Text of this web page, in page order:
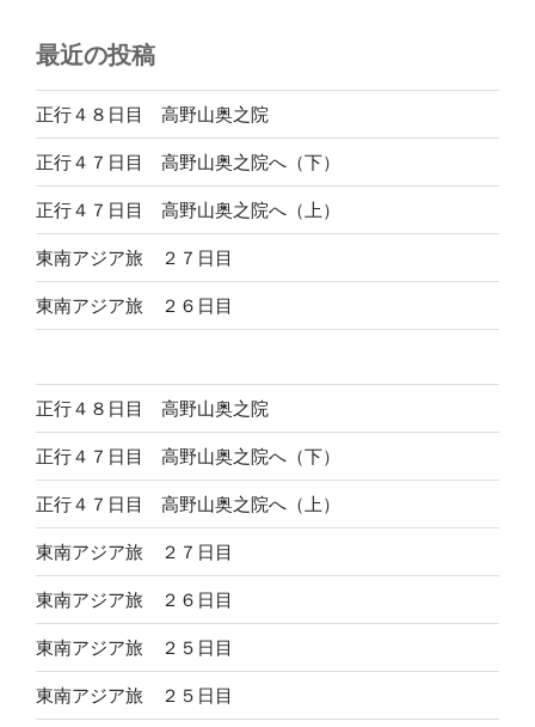
最近の投稿
正行４８日目 高野山奥之院
正行４７日目 高野山奥之院へ（下）
正行４７日目 高野山奥之院へ（上）
東南アジア旅 ２７日目
東南アジア旅 ２６日目
正行４８日目 高野山奥之院
正行４７日目 高野山奥之院へ（下）
正行４７日目 高野山奥之院へ（上）
東南アジア旅 ２７日目
東南アジア旅 ２６日目
東南アジア旅 ２５日目
東南アジア旅 ２５日目